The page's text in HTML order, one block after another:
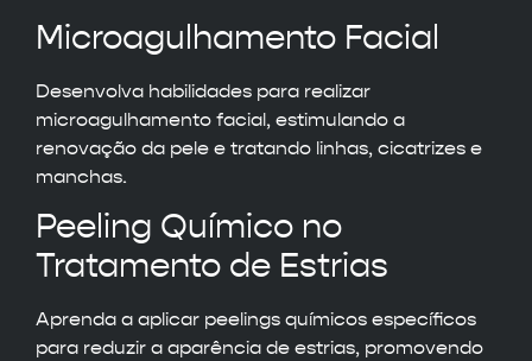
Microagulhamento Facial
Desenvolva habilidades para realizar
microagulhamento facial, estimulando a
renovação da pele e tratando linhas, cicatrizes e
manchas.
Peeling Químico no
Tratamento de Estrias
Aprenda a aplicar peelings químicos específicos
para reduzir a aparência de estrias, promovendo